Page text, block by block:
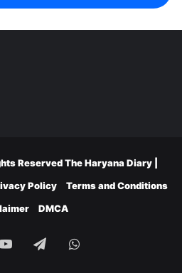
ReservedThe Haryana Diary
Policy
Terms and Conditions
DMCA
YouTubeTelegramWhatsApp